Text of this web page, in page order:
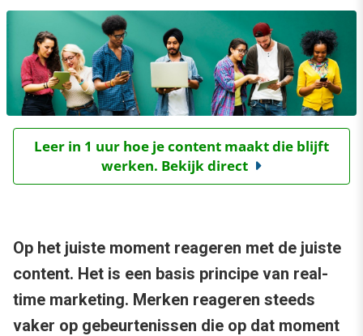
Leer in 1 uur hoe je content maakt die blijft
werken. Bekijk direct
Op het juiste moment reageren met de juiste
content. Het is een basis principe van real-
time marketing. Merken reageren steeds
vaker op gebeurtenissen die op dat moment